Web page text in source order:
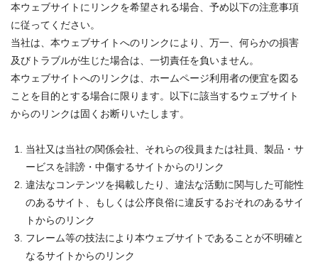
本ウェブサイトにリンクを希望される場合、予め以下の注意事項
に従ってください。
当社は、本ウェブサイトへのリンクにより、万一、何らかの損害
及びトラブルが生じた場合は、一切責任を負いません。
本ウェブサイトへのリンクは、ホームページ利用者の便宜を図る
ことを目的とする場合に限ります。以下に該当するウェブサイト
からのリンクは固くお断りいたします。
当社又は当社の関係会社、それらの役員または社員、製品・サ
ービスを誹謗・中傷するサイトからのリンク
違法なコンテンツを掲載したり、違法な活動に関与した可能性
のあるサイト、もしくは公序良俗に違反するおそれのあるサイ
トからのリンク
フレーム等の技法により本ウェブサイトであることが不明確と
なるサイトからのリンク